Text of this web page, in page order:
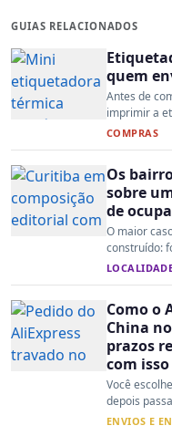
GUIAS RELACIONADOS
quem
Antes de
imprimir a
COMPRAS
Os
sobre
de
O maior
construído:
Como o
China
prazos
com isso
Você
depois
ENVIOS E